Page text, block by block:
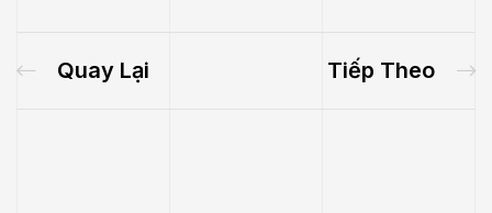
Quay Lại Tiếp Theo